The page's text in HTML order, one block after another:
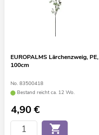
EUROPALMS Lärchenzweig, PE,
100cm
No. 83500418
Bestand reicht ca. 12 Wo.
4,90€